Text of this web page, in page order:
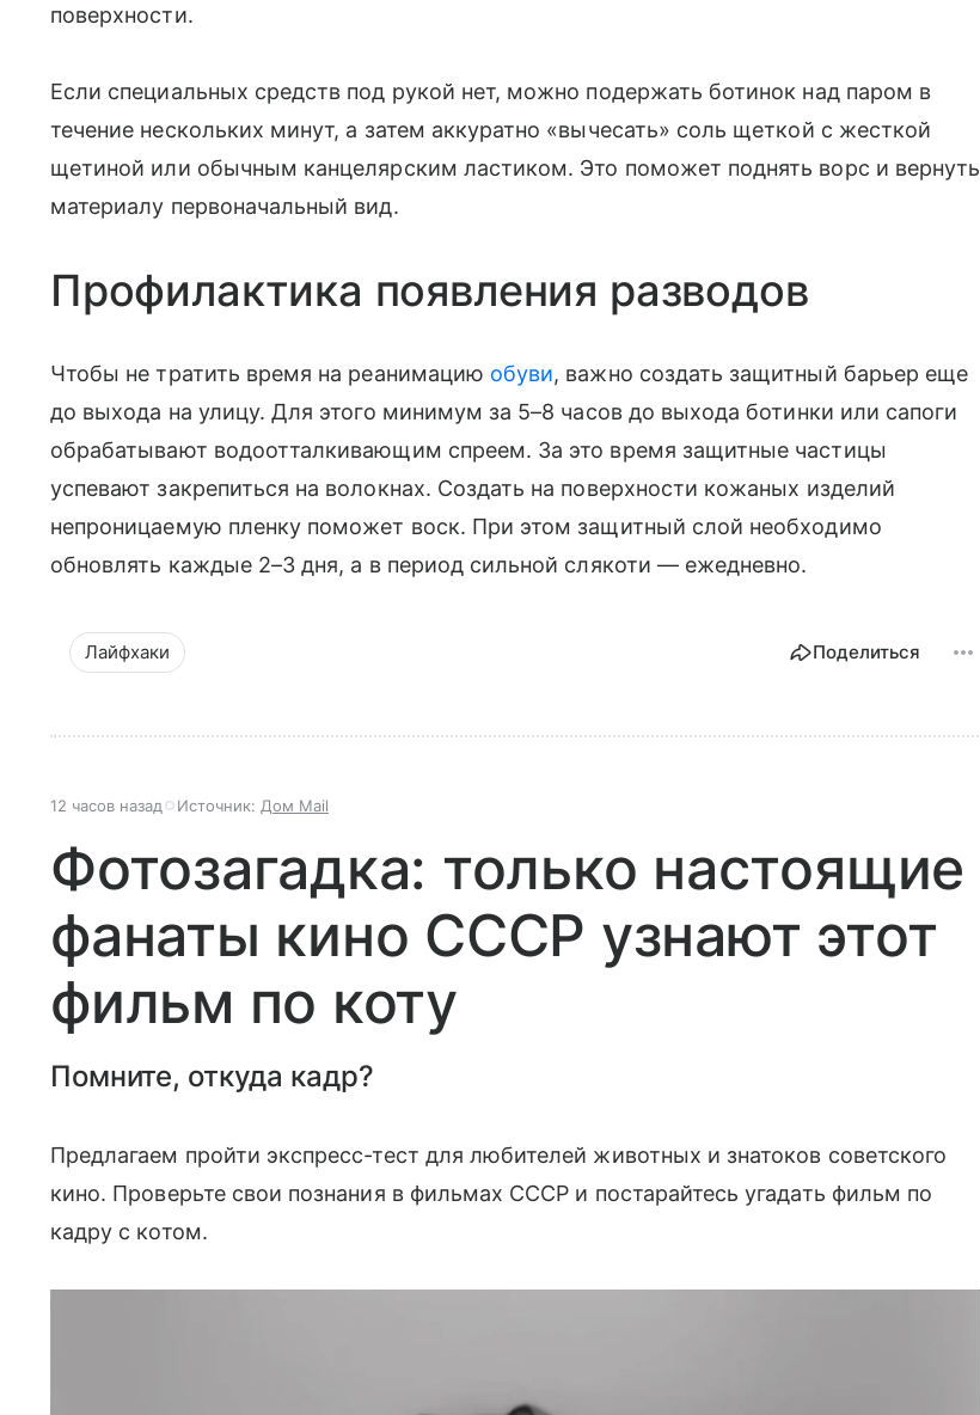
поверхности.
Если специальных средств под рукой нет, можно подержать ботинок над паром в
течение нескольких минут, а затем аккуратно «вычесать» соль щеткой с жесткой
щетиной или обычным канцелярским ластиком. Это поможет поднять ворс и вернуть
материалу первоначальный вид.
Профилактика появления разводов
Чтобы не тратить время на реанимацию обуви, важно создать защитный барьер еще
до выхода на улицу. Для этого минимум за 5–8 часов до выхода ботинки или сапоги
обрабатывают водоотталкивающим спреем. За это время защитные частицы
успевают закрепиться на волокнах. Создать на поверхности кожаных изделий
непроницаемую пленку поможет воск. При этом защитный слой необходимо
обновлять каждые 2–3 дня, а в период сильной слякоти — ежедневно.
Лайфхаки Поделиться
12 часов назад Источник: Дом Mail
Фотозагадка: только настоящие
фанаты кино СССР узнают этот
фильм по коту
Помните, откуда кадр?
Предлагаем пройти экспресс-тест для любителей животных и знатоков советского
кино. Проверьте свои познания в фильмах СССР и постарайтесь угадать фильм по
кадру с котом.